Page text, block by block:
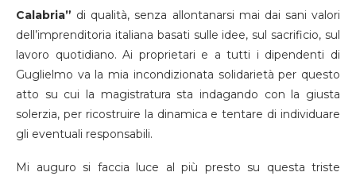
Calabria” di qualità, senza allontanarsi mai dai sani valori
dell’imprenditoria italiana basati sulle idee, sul sacrificio, sul
lavoro quotidiano. Ai proprietari e a tutti i dipendenti di
Guglielmo va la mia incondizionata solidarietà per questo
atto su cui la magistratura sta indagando con la giusta
solerzia, per ricostruire la dinamica e tentare di individuare
gli eventuali responsabili.
Mi auguro si faccia luce al più presto su questa triste